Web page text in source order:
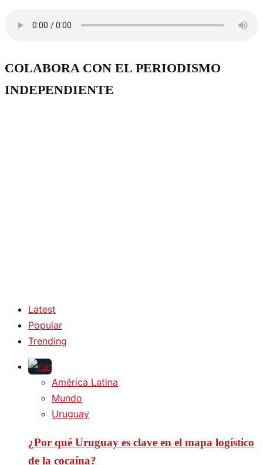
COLABORA CON EL PERIODISMO
INDEPENDIENTE
Latest
Popular
Trending
América Latina
Mundo
Uruguay
¿Por qué Uruguay es clave en el mapa logístico
de la cocaína?